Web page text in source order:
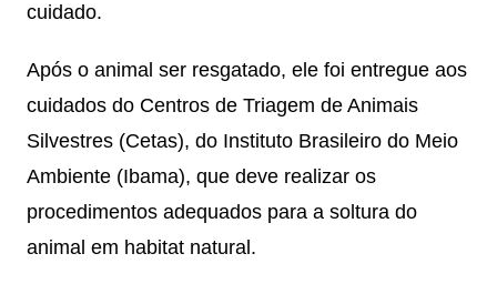
cuidado.
Após o animal ser resgatado, ele foi entregue aos
cuidados do Centros de Triagem de Animais
Silvestres (Cetas), do Instituto Brasileiro do Meio
Ambiente (Ibama), que deve realizar os
procedimentos adequados para a soltura do
animal em habitat natural.